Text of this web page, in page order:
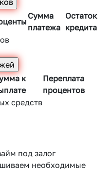
Сумма
платежа
Остаток
кредита
к
Переплата
процентов
средств
под залог
необходимые